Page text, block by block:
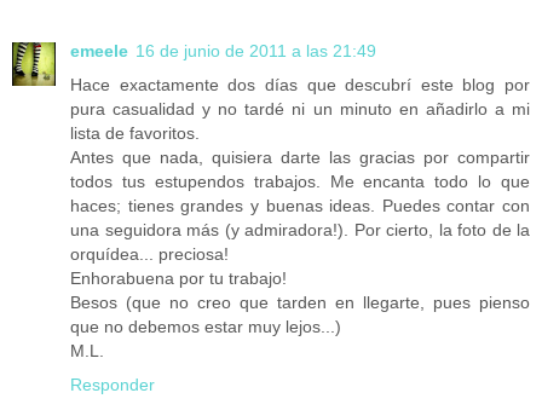
emeele 16 de junio de 2011 a las 21:49
Hace exactamente dos días que descubrí este blog por
pura casualidad y no tardé ni un minuto en añadirlo a mi
lista de favoritos.
Antes que nada, quisiera darte las gracias por compartir
todos tus estupendos trabajos. Me encanta todo lo que
haces; tienes grandes y buenas ideas. Puedes contar con
una seguidora más (y admiradora!). Por cierto, la foto de la
orquídea... preciosa!
Enhorabuena por tu trabajo!
Besos (que no creo que tarden en llegarte, pues pienso
que no debemos estar muy lejos...)
M.L.
Responder